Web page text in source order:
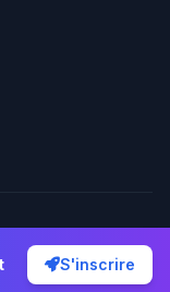
S'inscrire